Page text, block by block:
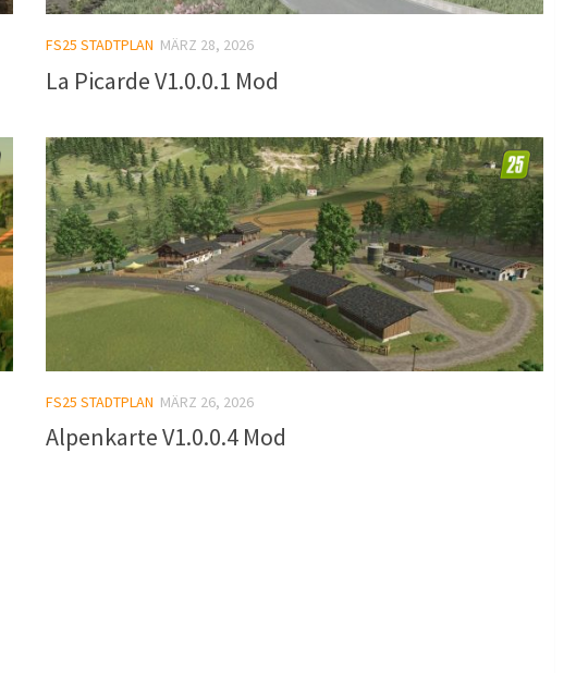
FS25 STADTPLAN MÄRZ 28, 2026
La Picarde V1.0.0.1 Mod
FS25 STADTPLAN MÄRZ 26, 2026
Alpenkarte V1.0.0.4 Mod